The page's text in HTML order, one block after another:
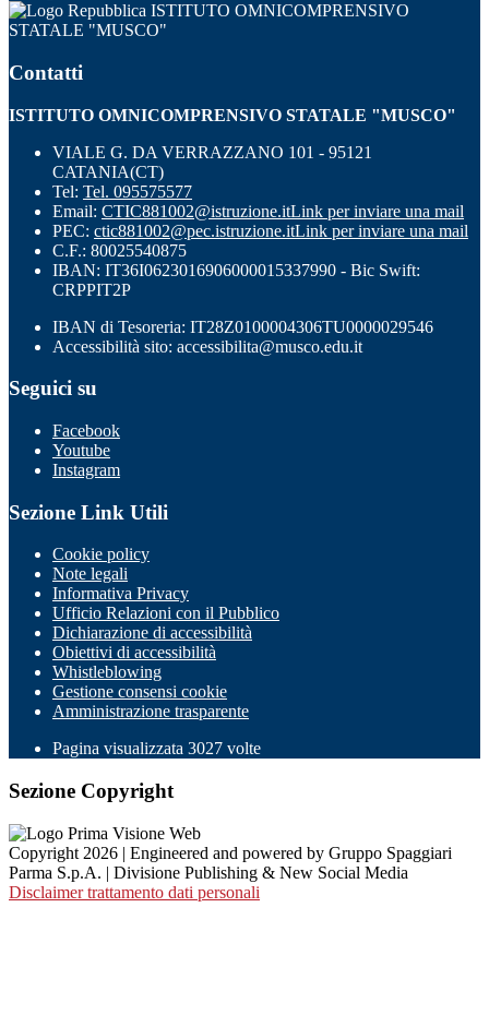
ISTITUTO OMNICOMPRENSIVO
STATALE "MUSCO"
Contatti
ISTITUTO OMNICOMPRENSIVO STATALE "MUSCO"
VIALE G. DA VERRAZZANO 101 - 95121
CATANIA(CT)
Tel: Tel. 095575577
Email: CTIC881002@istruzione.itLink per inviare una mail
PEC: ctic881002@pec.istruzione.itLink per inviare una mail
C.F.: 80025540875
IBAN: IT36I0623016906000015337990 - Bic Swift:
CRPPIT2P
IBAN di Tesoreria: IT28Z0100004306TU0000029546
Accessibilità sito: accessibilita@musco.edu.it
Seguici su
Facebook
Youtube
Instagram
Sezione Link Utili
Cookie policy
Note legali
Informativa Privacy
Ufficio Relazioni con il Pubblico
Dichiarazione di accessibilità
Obiettivi di accessibilità
Whistleblowing
Gestione consensi cookie
Amministrazione trasparente
Pagina visualizzata 3027 volte
Sezione Copyright
Copyright 2026 | Engineered and powered by Gruppo Spaggiari
Parma S.p.A. | Divisione Publishing & New Social Media
Disclaimer trattamento dati personali